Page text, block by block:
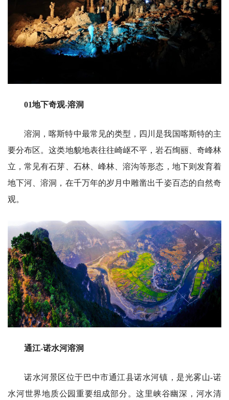
01地下奇观-溶洞
溶洞，喀斯特中最常见的类型，四川是我国喀斯特的主
要分布区。这类地貌地表往往崎岖不平，岩石绚丽、奇峰林
立，常见有石芽、石林、峰林、溶沟等形态，地下则发育着
地下河、溶洞，在千万年的岁月中雕凿出千姿百态的自然奇
观。
通江-诺水河溶洞
诺水河景区位于巴中市通江县诺水河镇，是光雾山-诺
水河世界地质公园重要组成部分。这里峡谷幽深，河水清